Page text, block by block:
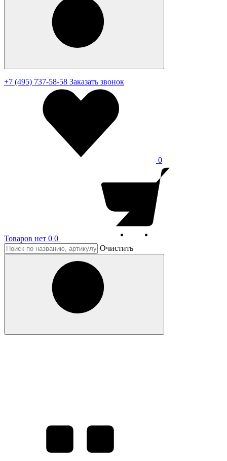
+7 (495) 737-58-58 Заказать звонок
0
Товаров нет 0 0
Очистить